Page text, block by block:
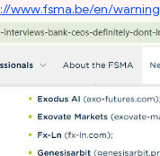
://www.fsma.be/en/